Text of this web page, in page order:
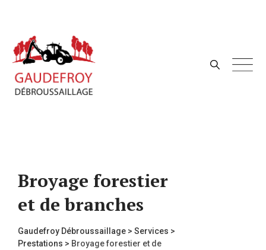
content
Broyage forestier
et de branches
Gaudefroy Débroussaillage > Services >
Prestations > Broyage forestier et de